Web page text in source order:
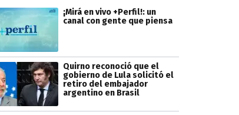
¡Mirá en vivo +Perfil!: un
canal con gente que piensa
Quirno reconoció que el
gobierno de Lula solicitó el
retiro del embajador
argentino en Brasil